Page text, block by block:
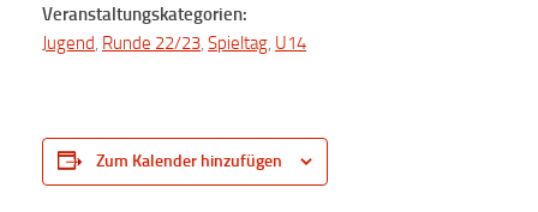
Veranstaltungskategorien:
Jugend Runde 22/23 Spieltag U14
Zum Kalender hinzufügen